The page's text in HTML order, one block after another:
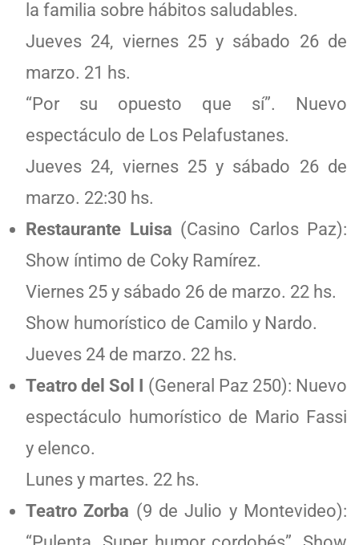
la familia sobre hábitos saludables.
Jueves 24, viernes 25 y sábado 26 de
marzo. 21 hs.
“Por su opuesto que sí”. Nuevo
espectáculo de Los Pelafustanes.
Jueves 24, viernes 25 y sábado 26 de
marzo. 22:30 hs.
Restaurante Luisa (Casino Carlos Paz):
Show íntimo de Coky Ramírez.
Viernes 25 y sábado 26 de marzo. 22 hs.
Show humorístico de Camilo y Nardo.
Jueves 24 de marzo. 22 hs.
Teatro del Sol I (General Paz 250): Nuevo
espectáculo humorístico de Mario Fassi
y elenco.
Lunes y martes. 22 hs.
Teatro Zorba (9 de Julio y Montevideo):